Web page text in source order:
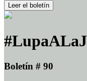
Leer el boletín
Boletín # 90